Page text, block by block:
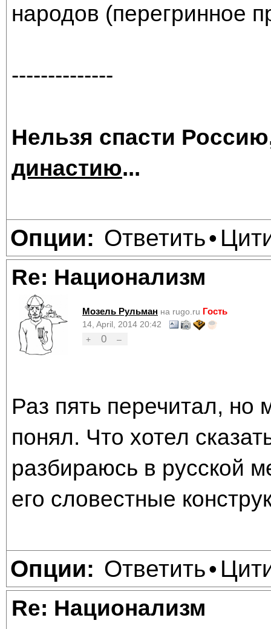
народов (перегринное
--------------
Нельзя спасти
династию...
Опции: Ответить•
Re: Национализм
Мозель Рульман на rugo.ru Гость
14, April, 2014 20:42
+
0 –
Раз пять перечитал, но
понял. Что хотел
разбираюсь в русской
его словестные
Опции: Ответить•
Re: Национализм